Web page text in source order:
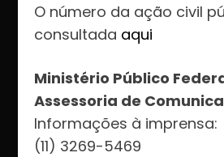
O número da ação civil
consultada aqui
Ministério Público
Assessoria de
Informações à imprensa:
(11) 3269-5469